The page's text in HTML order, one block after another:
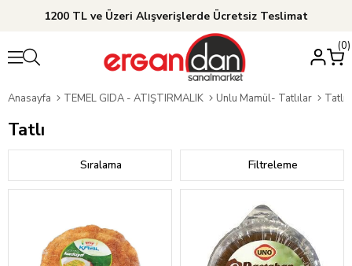
1200 TL ve Üzeri Alışverişlerde Ücretsiz Teslimat
0
Anasayfa TEMEL GIDA - ATIŞTIRMALIK Unlu Mamül- Tatlılar Tatlı
Tatlı
Filtreleme
Sıralama